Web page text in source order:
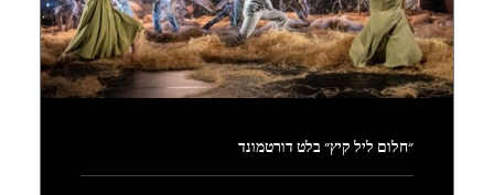
״חלום ליל קיץ״ בלט דורטמונד